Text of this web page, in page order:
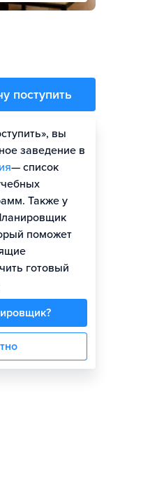
поступить
вы
заведение в
— список
Также у
поможет
готовый